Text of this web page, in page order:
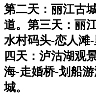
第二天：丽江古
道。第三天：丽
水村码头-恋人滩
四天：泸沽湖观
海-走婚桥-划船
城。